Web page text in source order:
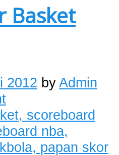
Basket
2012 byAdmin